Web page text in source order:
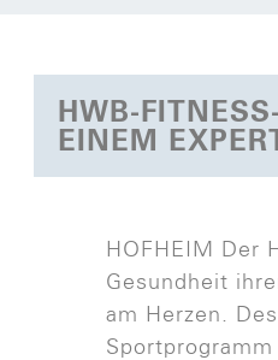
HWB-
EINEM
HOFHEIM Der
Gesundheit
am Herzen.